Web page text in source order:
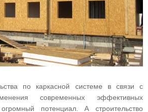
по каркасной системе в связи с
современных эффективных
потенциал. А строительство